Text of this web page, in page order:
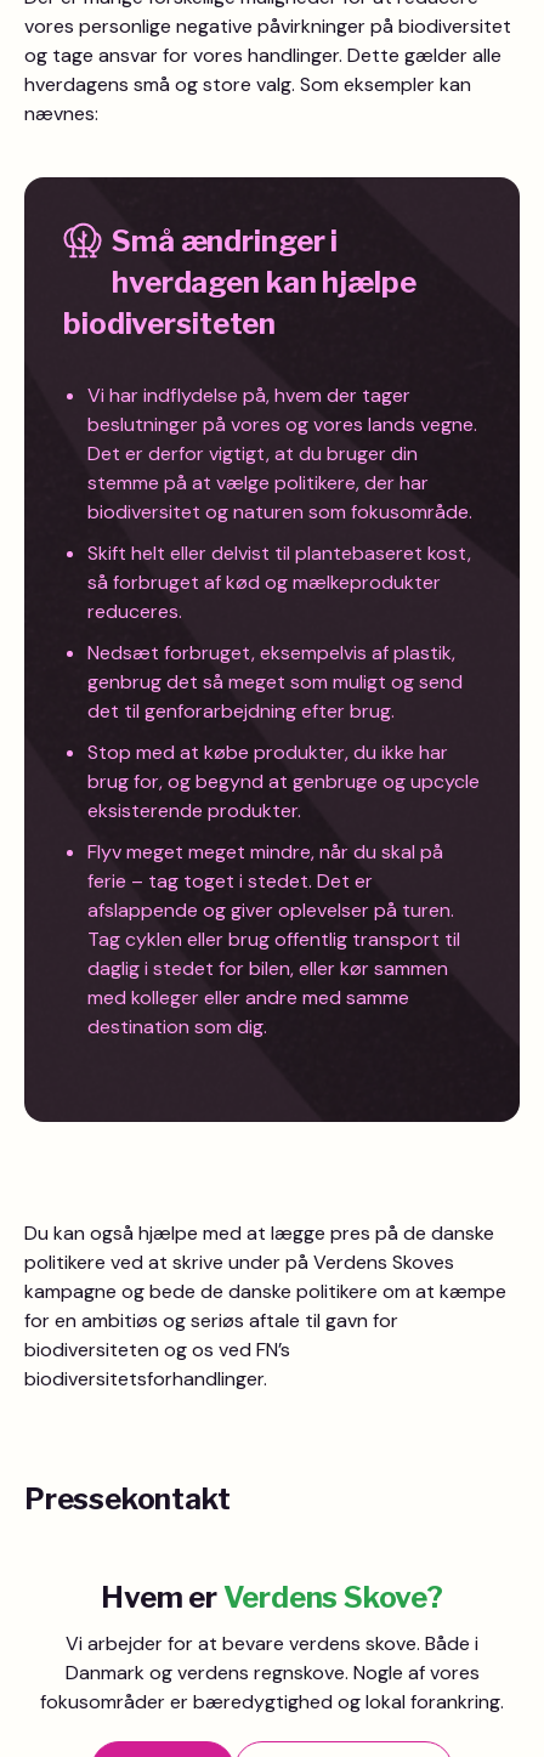
vores personlige negative påvirkninger på biodiversitet
og tage ansvar for vores handlinger. Dette gælder alle
hverdagens små og store valg. Som eksempler kan
nævnes:
Små ændringer i
hverdagen kan hjælpe
biodiversiteten
Vi har indflydelse på, hvem der tager
beslutninger på vores og vores lands vegne.
Det er derfor vigtigt, at du bruger din
stemme på at vælge politikere, der har
biodiversitet og naturen som fokusområde.
Skift helt eller delvist til plantebaseret kost,
så forbruget af kød og mælkeprodukter
reduceres.
Nedsæt forbruget, eksempelvis af plastik,
genbrug det så meget som muligt og send
det til genforarbejdning efter brug.
Stop med at købe produkter, du ikke har
brug for, og begynd at genbruge og upcycle
eksisterende produkter.
Flyv meget meget mindre, når du skal på
ferie – tag toget i stedet. Det er
afslappende og giver oplevelser på turen.
Tag cyklen eller brug offentlig transport til
daglig i stedet for bilen, eller kør sammen
med kolleger eller andre med samme
destination som dig.
Du kan også hjælpe med at lægge pres på de danske
politikere ved at skrive under på Verdens Skoves
kampagne og bede de danske politikere om at kæmpe
for en ambitiøs og seriøs aftale til gavn for
biodiversiteten og os ved FN’s
biodiversitetsforhandlinger.
Pressekontakt
Hvem erVerdens Skove?
Vi arbejder for at bevare verdens skove. Både i
Danmark og verdens regnskove. Nogle af vores
fokusområder er bæredygtighed og lokal forankring.